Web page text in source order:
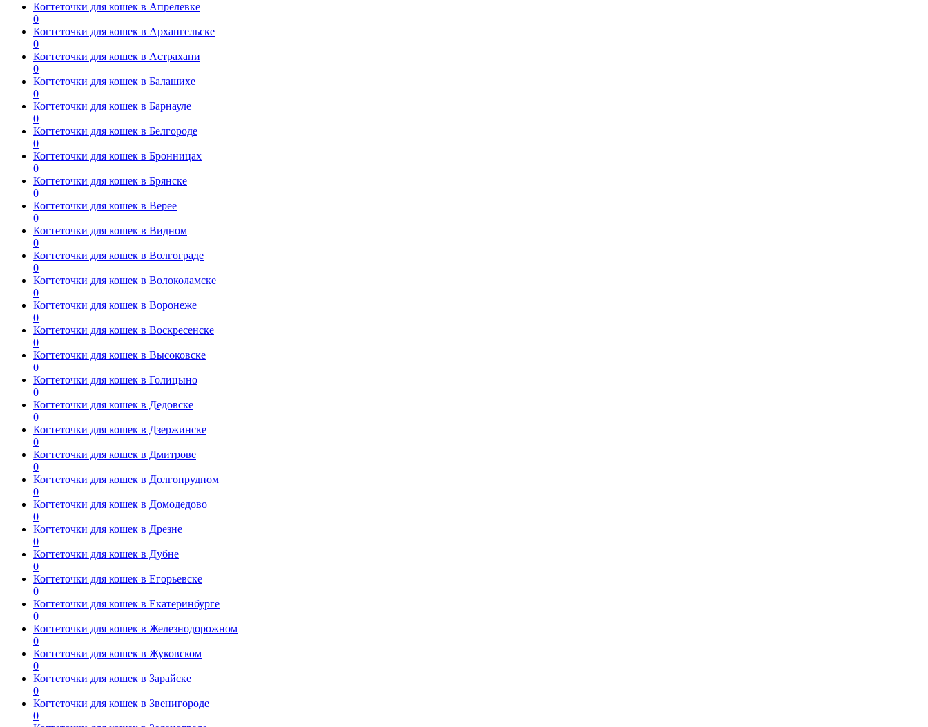
Когтеточки для кошек в Апрелевке
0
Когтеточки для кошек в Архангельске
0
Когтеточки для кошек в Астрахани
0
Когтеточки для кошек в Балашихе
0
Когтеточки для кошек в Барнауле
0
Когтеточки для кошек в Белгороде
0
Когтеточки для кошек в Бронницах
0
Когтеточки для кошек в Брянске
0
Когтеточки для кошек в Верее
0
Когтеточки для кошек в Видном
0
Когтеточки для кошек в Волгограде
0
Когтеточки для кошек в Волоколамске
0
Когтеточки для кошек в Воронеже
0
Когтеточки для кошек в Воскресенске
0
Когтеточки для кошек в Высоковске
0
Когтеточки для кошек в Голицыно
0
Когтеточки для кошек в Дедовске
0
Когтеточки для кошек в Дзержинске
0
Когтеточки для кошек в Дмитрове
0
Когтеточки для кошек в Долгопрудном
0
Когтеточки для кошек в Домодедово
0
Когтеточки для кошек в Дрезне
0
Когтеточки для кошек в Дубне
0
Когтеточки для кошек в Егорьевске
0
Когтеточки для кошек в Екатеринбурге
0
Когтеточки для кошек в Железнодорожном
0
Когтеточки для кошек в Жуковском
0
Когтеточки для кошек в Зарайске
0
Когтеточки для кошек в Звенигороде
0